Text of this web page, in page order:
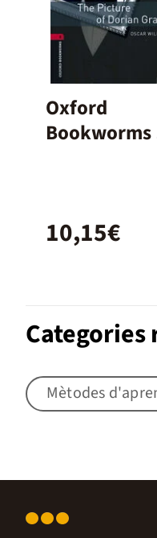
Oxford
Bookworms
10,15€
Categories
Mètodes